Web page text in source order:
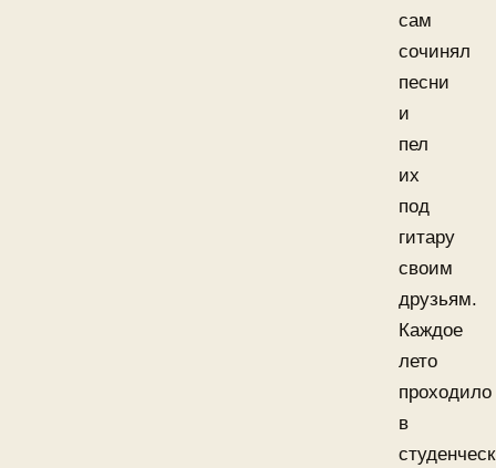
сам
сочинял
песни
и
пел
их
под
гитару
своим
друзьям.
Каждое
лето
проходило
в